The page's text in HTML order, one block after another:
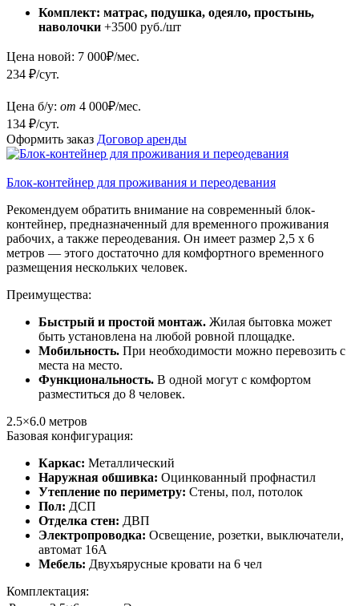
Комплект: матрас, подушка, одеяло, простынь,
наволочки +3500 руб./шт
Цена новой: 7 000₽/мес.
234 ₽/сут.
Цена б/у: от 4 000₽/мес.
134 ₽/сут.
Оформить заказ Договор аренды
Блок-контейнер для проживания и переодевания
Рекомендуем обратить внимание на современный блок-
контейнер, предназначенный для временного проживания
рабочих, а также переодевания. Он имеет размер 2,5 х 6
метров — этого достаточно для комфортного временного
размещения нескольких человек.
Преимущества:
Быстрый и простой монтаж. Жилая бытовка может
быть установлена на любой ровной площадке.
Мобильность. При необходимости можно перевозить с
места на место.
Функциональность. В одной могут с комфортом
разместиться до 8 человек.
2.5×6.0 метров
Базовая конфигурация:
Каркас: Металлический
Наружная обшивка: Оцинкованный профнастил
Утепление по периметру: Стены, пол, потолок
Пол: ДСП
Отделка стен: ДВП
Электропроводка: Освещение, розетки, выключатели,
автомат 16А
Мебель: Двухъярусные кровати на 6 чел
Комплектация: